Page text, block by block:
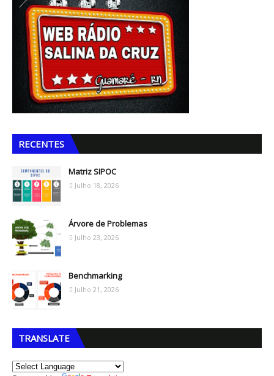
RECENTES
Matriz SIPOC
Julho 18, 2026
Árvore de Problemas
Julho 23, 2026
Benchmarking
Julho 21, 2026
TRANSLATE